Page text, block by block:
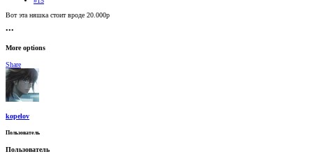
Вот эта няшка стоит вроде 20.000р
•••
More options
Share
kopelov
Пользователь
Пользователь